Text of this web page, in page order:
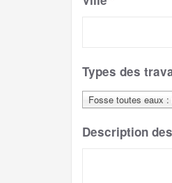
Types des
Fosse toutes eaux
Description